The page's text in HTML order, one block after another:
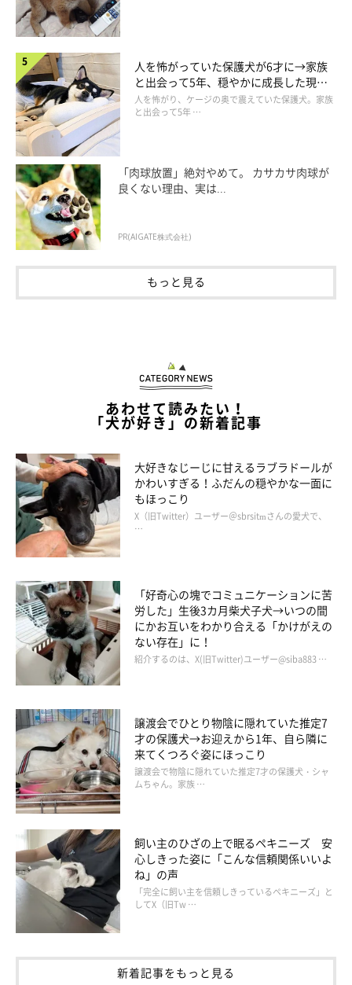
人を怖がっていた保護犬が6才に→家族
と出会って5年、穏やかに成長した現在
の姿にグッとくる
人を怖がり、ケージの奥で震えていた保護犬。家族
と出会って5年 …
「肉球放置」絶対やめて。 カサカサ肉球が
良くない理由、実は...
PR(AIGATE株式会社)
もっと見る
あわせて読みたい！
「犬が好き」の新着記事
大好きなじーじに甘えるラブラドールが
かわいすぎる！ふだんの穏やかな一面に
もほっこり
X（旧Twitter）ユーザー＠sbrsitmさんの愛犬で、
…
「好奇心の塊でコミュニケーションに苦
労した」生後3カ月柴犬子犬→いつの間
にかお互いをわかり合える「かけがえの
ない存在」に！
紹介するのは、X(旧Twitter)ユーザー@siba883 …
譲渡会でひとり物陰に隠れていた推定7
才の保護犬→お迎えから1年、自ら隣に
来てくつろぐ姿にほっこり
譲渡会で物陰に隠れていた推定7才の保護犬・シャ
ムちゃん。家族 …
飼い主のひざの上で眠るペキニーズ 安
心しきった姿に「こんな信頼関係いいよ
ね」の声
「完全に飼い主を信頼しきっているペキニーズ」と
してX（旧Tw …
新着記事をもっと見る